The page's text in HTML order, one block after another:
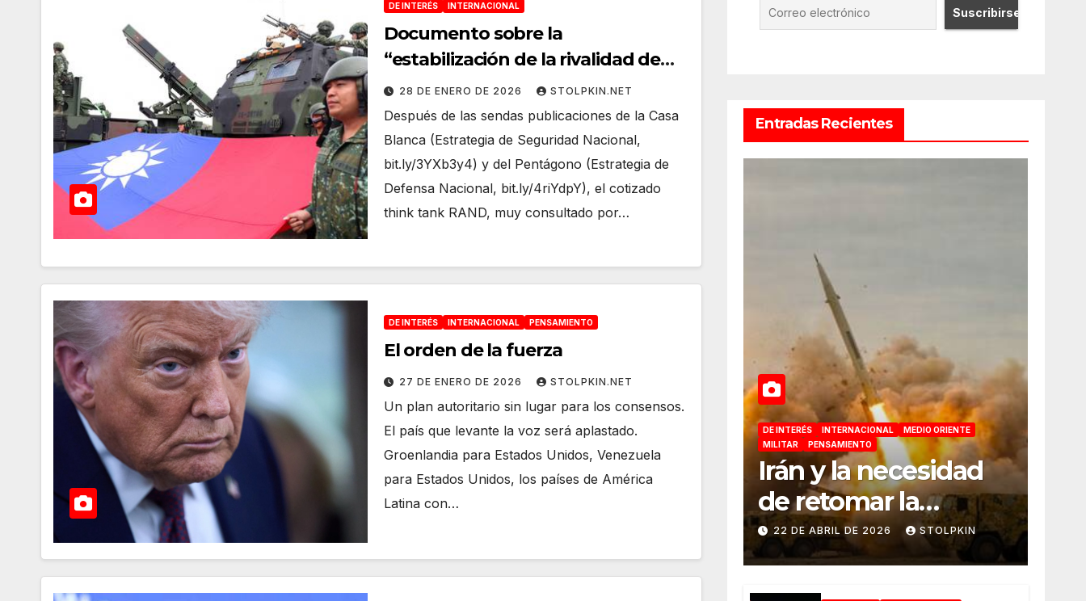
DE INTERÉS INTERNACIONAL
Documento sobre la
“estabilización de la rivalidad de
China y EU” que retiró
misteriosamente RAND
28 DE ENERO DE 2026 STOLPKIN.NET
Después de las sendas publicaciones de la Casa
Blanca (Estrategia de Seguridad Nacional,
bit.ly/3YXb3y4) y del Pentágono (Estrategia de
Defensa Nacional, bit.ly/4riYdpY), el cotizado
think tank RAND, muy consultado por…
DE INTERÉS INTERNACIONAL PENSAMIENTO
El orden de la fuerza
27 DE ENERO DE 2026 STOLPKIN.NET
Un plan autoritario sin lugar para los consensos.
El país que levante la voz será aplastado.
Groenlandia para Estados Unidos, Venezuela
para Estados Unidos, los países de América
Latina con…
Entradas Recientes
DE INTERÉS INTERNACIONAL
MEDIO ORIENTE
MILITAR
PENSAMIENTO
Irán y la necesidad
de retomar la
iniciativa militar
22 DE ABRIL DE 2026 STOLPKIN